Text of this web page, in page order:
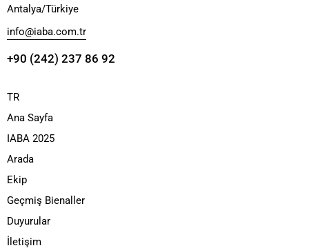
Antalya/Türkiye
info@iaba.com.tr
+90 (242) 237 86 92
TR
Ana Sayfa
IABA 2025
Arada
Ekip
Geçmiş Bienaller
Duyurular
İletişim